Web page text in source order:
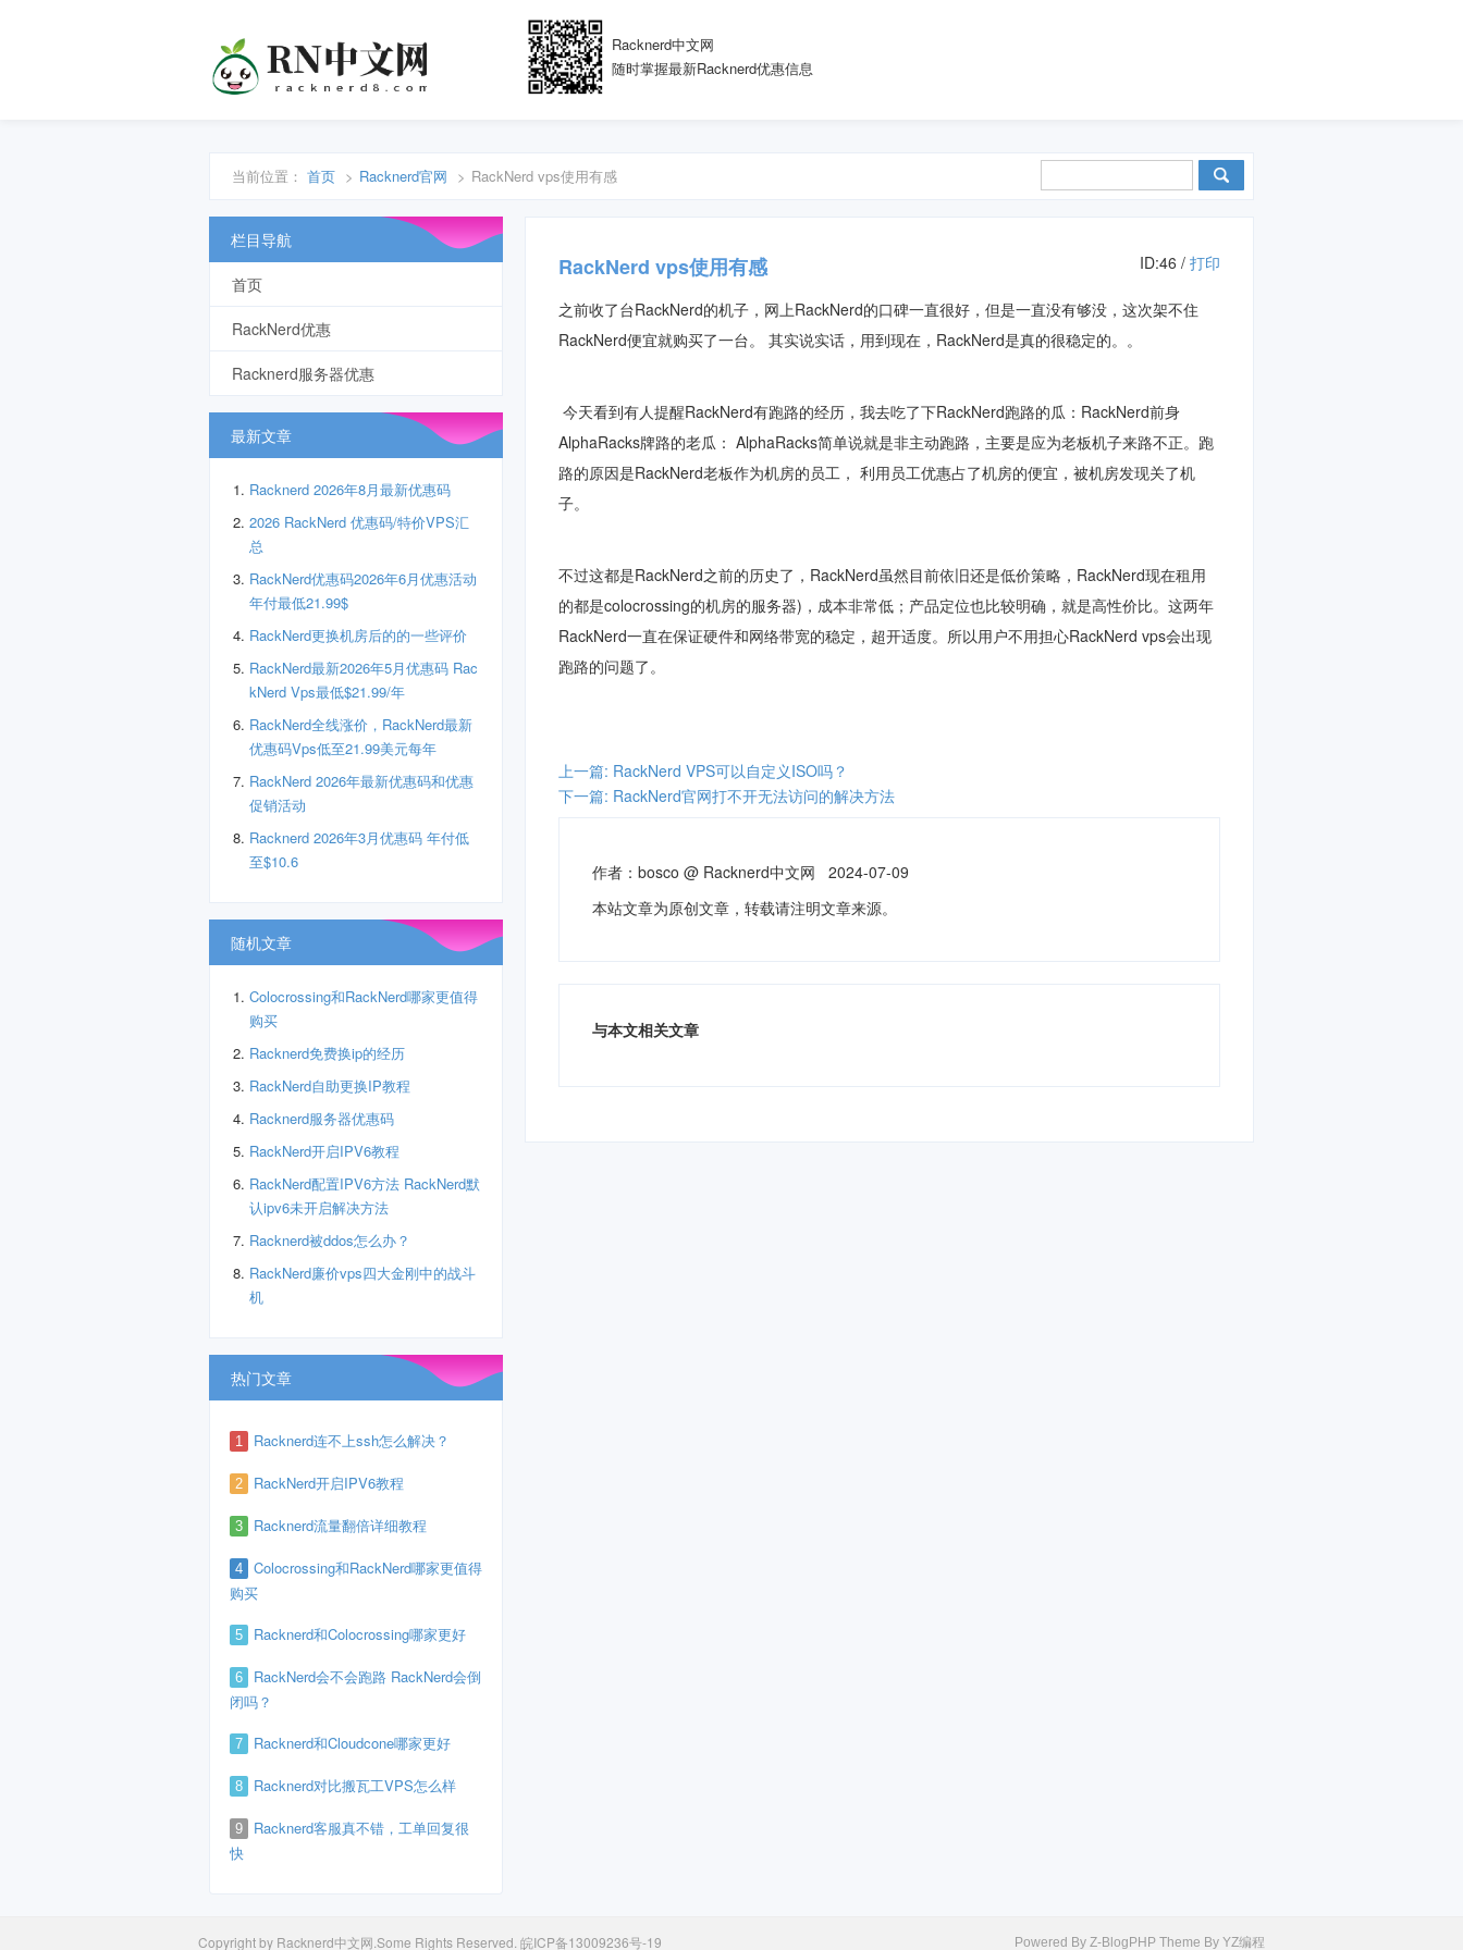
Racknerd中文网
随时掌握最新Racknerd优惠信息
当前位置： 首页 > Racknerd官网 > RackNerd vps使用有感
RackNerd vps使用有感 ID:46 / 打印
之前收了台RackNerd的机子，网上RackNerd的口碑一直很好，但是一直没有够没，这次架不住
RackNerd便宜就购买了一台。 其实说实话，用到现在，RackNerd是真的很稳定的。。
今天看到有人提醒RackNerd有跑路的经历，我去吃了下RackNerd跑路的瓜：RackNerd前身
AlphaRacks牌路的老瓜： AlphaRacks简单说就是非主动跑路，主要是应为老板机子来路不正。跑
路的原因是RackNerd老板作为机房的员工， 利用员工优惠占了机房的便宜，被机房发现关了机
子。
不过这都是RackNerd之前的历史了， RackNerd虽然目前依旧还是低价策略， RackNerd现在租用
的都是colocrossing的机房的服务器)，成本非常低； 产品定位也比较明确，就是高性价比。 这两年
RackNerd一直在保证硬件和网络带宽的稳定，超开适度。所以用户不用担心RackNerd vps会出现
跑路的问题了。
上一篇: RackNerd VPS可以自定义ISO吗？
下一篇: RackNerd官网打不开无法访问的解决方法
作者： bosco @ Racknerd中文网 2024-07-09
本站文章为原创文章，转载请注明文章来源。
与本文相关文章
栏目导航
首页
RackNerd优惠
Racknerd服务器优惠
最新文章
Racknerd 2026年8月最新优惠码
2026 RackNerd 优惠码/特价VPS汇
总
RackNerd优惠码2026年6月优惠活动
年付最低21.99$
RackNerd更换机房后的的一些评价
RackNerd最新2026年5月优惠码 Rac
kNerd Vps最低$21.99/年
RackNerd全线涨价，RackNerd最新
优惠码Vps低至21.99美元每年
RackNerd 2026年最新优惠码和优惠
促销活动
Racknerd 2026年3月优惠码 年付低
至$10.6
随机文章
Colocrossing和RackNerd哪家更值得
购买
Racknerd免费换ip的经历
RackNerd自助更换IP教程
Racknerd服务器优惠码
RackNerd开启IPV6教程
RackNerd配置IPV6方法 RackNerd默
认ipv6未开启解决方法
Racknerd被ddos怎么办？
RackNerd廉价vps四大金刚中的战斗
机
热门文章
1 Racknerd连不上ssh怎么解决？
2 RackNerd开启IPV6教程
3 Racknerd流量翻倍详细教程
4
Colocrossing和RackNerd哪家更值得
购买
5 Racknerd和Colocrossing哪家更好
6
RackNerd会不会跑路 RackNerd会倒
闭吗？
7 Racknerd和Cloudcone哪家更好
8 Racknerd对比搬瓦工VPS怎么样
9
Racknerd客服真不错，工单回复很
快
Copyright by Racknerd中文网.Some Rights Reserved. Powered By Z-BlogPHP Theme By YZ编程
皖ICP备13009236号-19